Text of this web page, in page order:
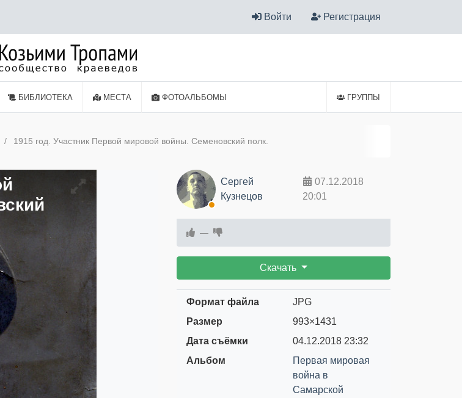
Войти Регистрация
БИБЛИОТЕКА МЕСТА ФОТОАЛЬБОМЫ ГРУППЫ
1915 год. Участник Первой мировой войны. Семеновский полк.
Сергей
Кузнецов
07.12.2018
20:01
—
Скачать
Формат файла
JPG
Размер
993×1431
Дата съёмки
04.12.2018 23:32
Альбом
Первая мировая
война в
Самарской